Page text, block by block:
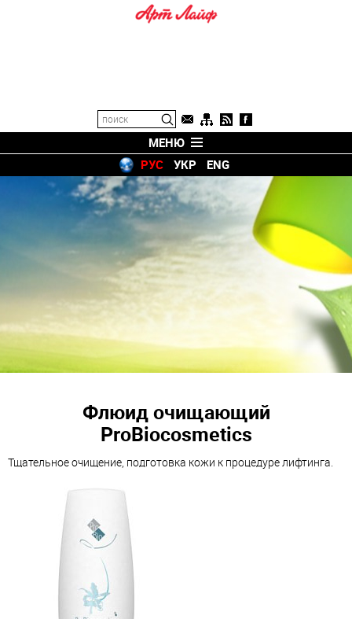
МЕНЮ
РУС
УКР ENG
Флюид очищающий
ProBiocosmetics
Тщательное очищение, подготовка кожи к процедуре лифтинга.